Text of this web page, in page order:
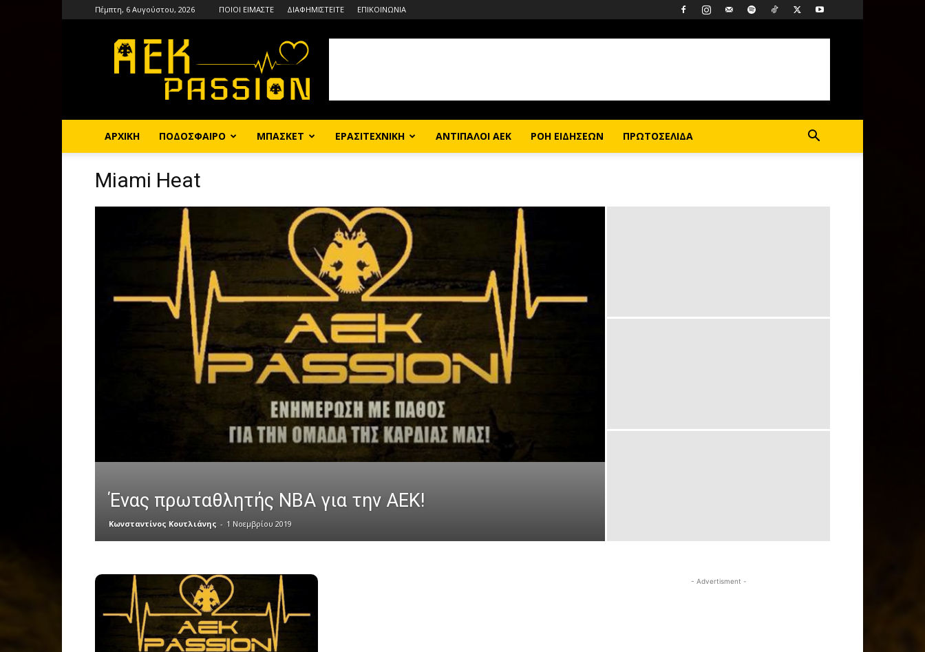
Πέμπτη, 6 Αυγούστου, 2026 ΠΟΙΟΙ ΕΙΜΑΣΤΕ ΔΙΑΦΗΜΙΣΤΕΙΤΕ ΕΠΙΚΟΙΝΩΝΙΑ
ΑΡΧΙΚΗ ΠΟΔΟΣΦΑΙΡΟ ΜΠΑΣΚΕΤ ΕΡΑΣΙΤΕΧΝΙΚΗ ΑΝΤΙΠΑΛΟΙ ΑΕΚ ΡΟΗ ΕΙΔΗΣΕΩΝ ΠΡΩΤΟΣΕΛΙΔΑ
Miami Heat
Ένας πρωταθλητής NBA για την ΑΕΚ!
Κωνσταντίνος Κουτλιάνης - 1 Νοεμβρίου 2019
- Advertisment -